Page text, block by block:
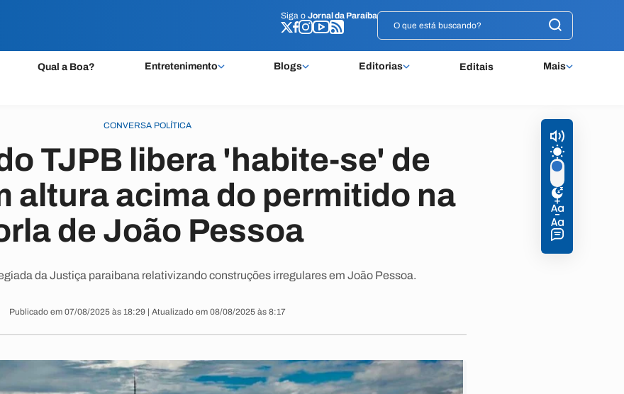
Siga o Jornal da Paraíba
Qual a Boa? Entretenimento Blogs Editorias Editais Mais
Siga o Jornal da Paraíba
CONVERSA POLÍTICA
TJPB libera 'habite-se' de
altura acima do permitido na
de João Pessoa
da Justiça paraibana relativizando construções irregulares em João Pessoa.
Publicado em 07/08/2025 às 18:29 | Atualizado em 08/08/2025 às 8:17